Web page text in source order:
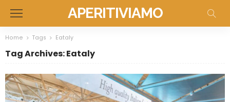
APERITIVIAMO
Home Tags Eataly
Tag Archives: Eataly